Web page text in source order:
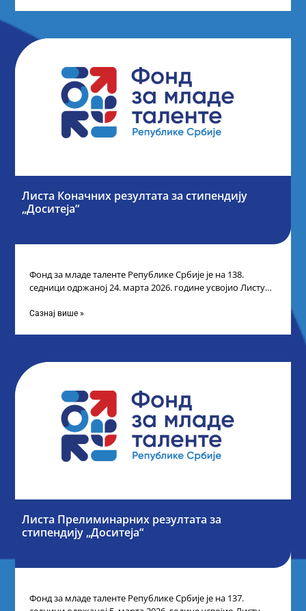
Листа Коначних резултата за стипендију
„Доситеја“
Фонд за младе таленте Републике Србије је на 138.
седници одржаној 24. марта 2026. године усвојио Листу
Сазнај више »
Листа Прелиминарних резултата за
стипендију „Доситеја“
Фонд за младе таленте Републике Србије је на 137.